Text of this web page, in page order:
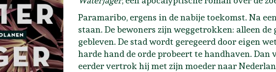
Paramaribo, ergens in de nabije toekomst. Na
staan. De bewoners zijn weggetrokken: alleen
gebleven. De stad wordt geregeerd door eigen
harde hand de orde probeert te handhaven.
eerder vertrok hij met zijn moeder naar